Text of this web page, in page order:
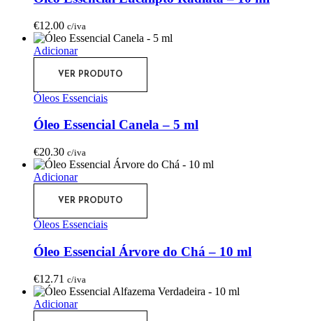
€12.00 c/iva
Adicionar
VER PRODUTO
Óleos Essenciais
Óleo Essencial Canela – 5 ml
€20.30 c/iva
Adicionar
VER PRODUTO
Óleos Essenciais
Óleo Essencial Árvore do Chá – 10 ml
€12.71 c/iva
Adicionar